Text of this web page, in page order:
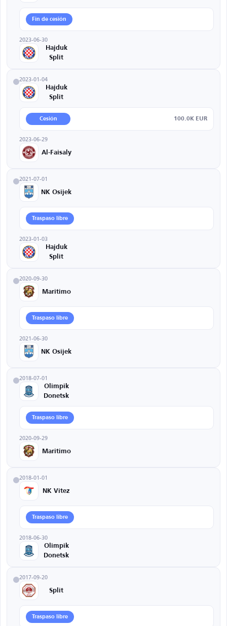
Fin de cesión
2023-06-30
Hajduk
Split
2023-01-04
Hajduk
Split
Cesión 100.0K EUR
2023-06-29
Al-Faisaly
2021-07-01
NK Osijek
Traspaso libre
2023-01-03
Hajduk
Split
2020-09-30
Maritimo
Traspaso libre
2021-06-30
NK Osijek
2018-07-01
Olimpik
Donetsk
Traspaso libre
2020-09-29
Maritimo
2018-01-01
NK Vitez
Traspaso libre
2018-06-30
Olimpik
Donetsk
2017-09-20
Split
Traspaso libre